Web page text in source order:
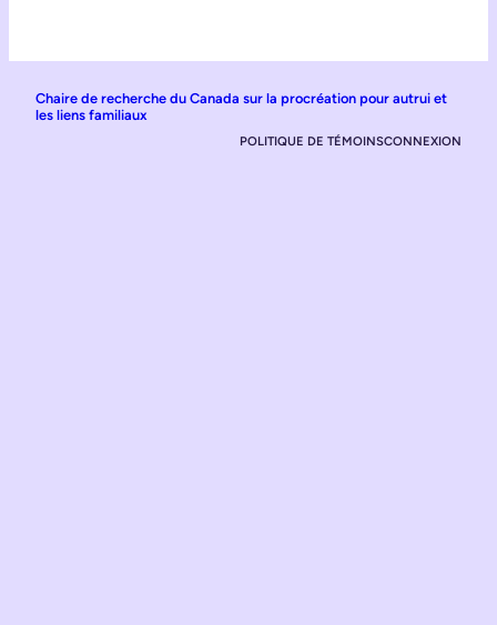
Chaire de recherche du Canada sur la procréation pour autrui et
les liens familiaux
POLITIQUE DE TÉMOINSCONNEXION